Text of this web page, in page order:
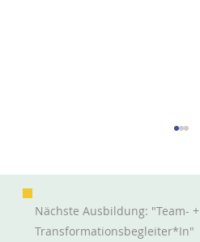
Nächste Ausbildung: "Team- +
Transformationsbegleiter*in"